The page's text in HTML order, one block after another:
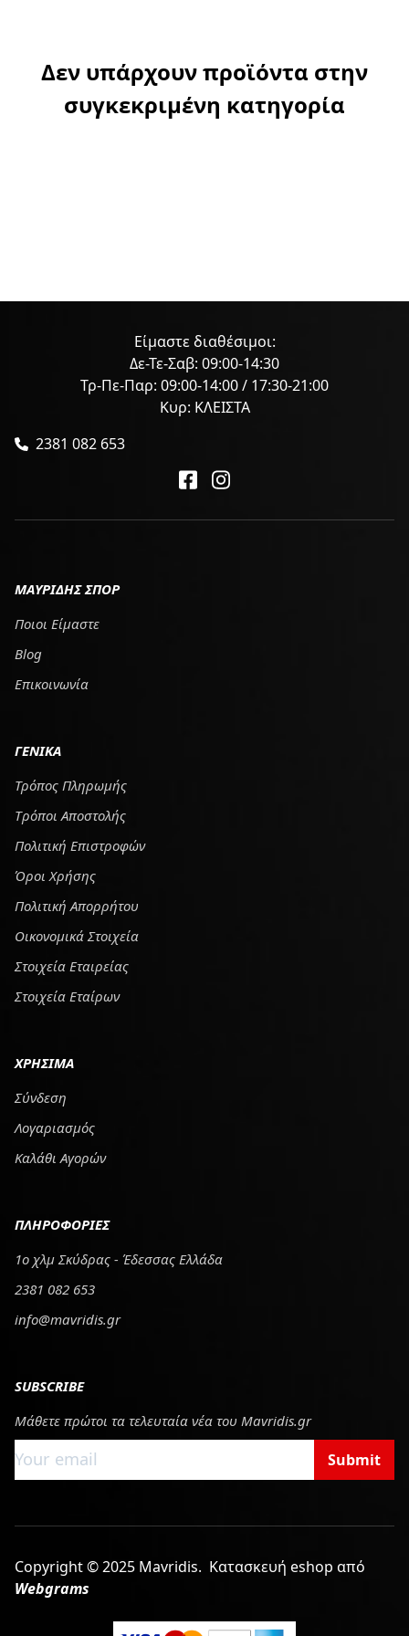
Δεν υπάρχουν προϊόντα στην
συγκεκριμένη κατηγορία
Είμαστε διαθέσιμοι:
Δε-Τε-Σαβ: 09:00-14:30
Τρ-Πε-Παρ: 09:00-14:00 / 17:30-21:00
Κυρ: ΚΛΕΙΣΤΑ
2381 082 653
ΜΑΥΡΙΔΗΣ ΣΠΟΡ
Ποιοι Είμαστε
Blog
Επικοινωνία
ΓΕΝΙΚΑ
Τρόπος Πληρωμής
Tρόποι Αποστολής
Πολιτική Επιστροφών
Όροι Χρήσης
Πολιτική Απορρήτου
Οικονομικά Στοιχεία
Στοιχεία Εταιρείας
Στοιχεία Εταίρων
ΧΡΗΣΙΜΑ
Σύνδεση
Λογαριασμός
Καλάθι Αγορών
ΠΛΗΡΟΦΟΡΙΕΣ
1ο χλμ Σκύδρας - Έδεσσας Ελλάδα
2381 082 653
info@mavridis.gr
SUBSCRIBE
Μάθετε πρώτοι τα τελευταία νέα του Mavridis.gr
Submit
Copyright © 2025 Mavridis. Κατασκευή eshop από
Webgrams